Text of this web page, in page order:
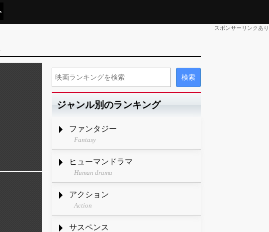
スポンサーリンクあり
ジャンル別のランキング
ファンタジー
Fantasy
ヒューマンドラマ
Human drama
アクション
Action
サスペンス